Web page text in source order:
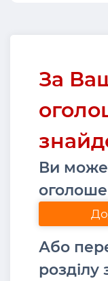
За
Ви
Або
розділу